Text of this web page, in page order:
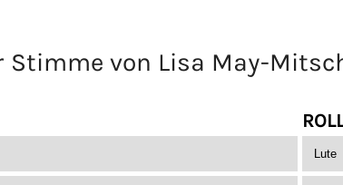
Stimme von Lisa May-
Lute